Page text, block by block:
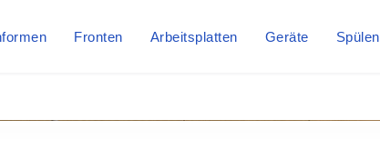
Fronten Arbeitsplatten Geräte Spülen